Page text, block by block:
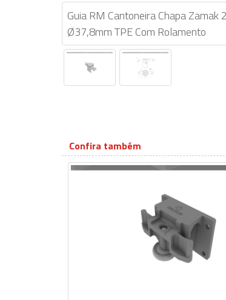
Guia RM Cantoneira Chapa Zamak
Ø37,8mm TPE Com Rolamento
Confira também